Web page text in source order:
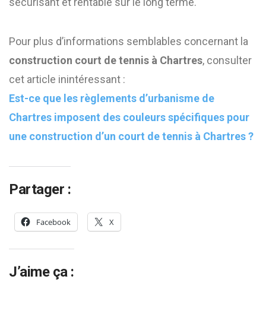
Pour plus d’informations semblables concernant la
construction court de tennis à Chartres, consulter
cet article inintéressant :
Est-ce que les règlements d’urbanisme de
Chartres imposent des couleurs spécifiques pour
une construction d’un court de tennis à Chartres ?
Partager :
Facebook X
J’aime ça :